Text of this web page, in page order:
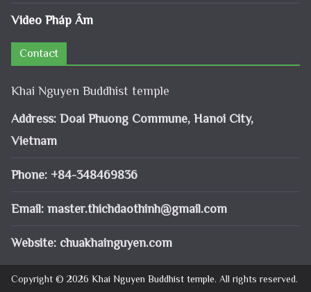
Video Pháp Âm
Contact
Khai Nguyen Buddhist temple
Address: Doai Phuong Commune, Hanoi City,
Vietnam
Phone: +84-348469836
Email: master.thichdaothinh@gmail.com
Website: chuakhainguyen.com
Copyright © 2026 Khai Nguyen Buddhist temple. All rights reserved.